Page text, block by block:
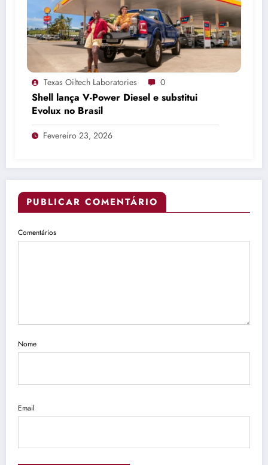
Texas Oiltech Laboratories 0
Shell lança V-Power Diesel e substitui
Evolux no Brasil
Fevereiro 23, 2026
PUBLICAR COMENTÁRIO
Comentários
Nome
Email